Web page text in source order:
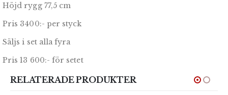
Höjd rygg 77,5 cm
Pris 3400:- per styck
Säljs i set alla fyra
Pris 13 600:- för setet
RELATERADE PRODUKTER